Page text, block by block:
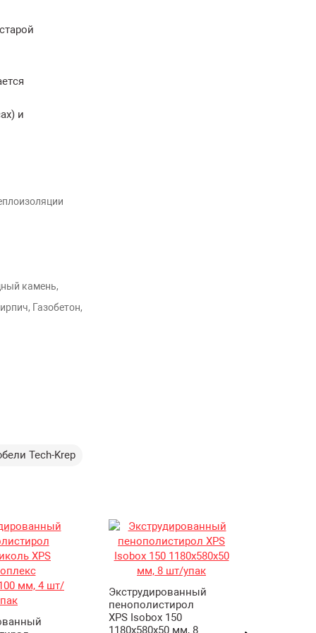
и
камень,
Газобетон,
Tech-Krep
Экструдированный
пенополистирол
XPS Isobox 150
1180х580х50 мм, 8